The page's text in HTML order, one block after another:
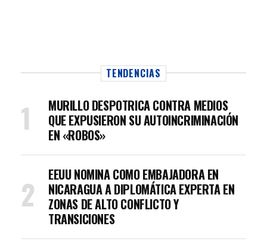
TENDENCIAS
MURILLO DESPOTRICA CONTRA MEDIOS
QUE EXPUSIERON SU AUTOINCRIMINACIÓN
EN «ROBOS»
EEUU NOMINA COMO EMBAJADORA EN
NICARAGUA A DIPLOMÁTICA EXPERTA EN
ZONAS DE ALTO CONFLICTO Y
TRANSICIONES